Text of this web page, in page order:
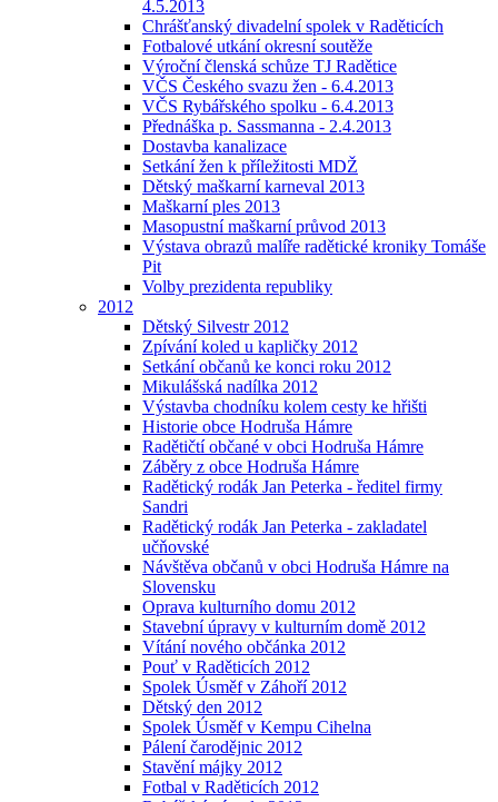
4.5.2013
Chrášťanský divadelní spolek v Raděticích
Fotbalové utkání okresní soutěže
Výroční členská schůze TJ Radětice
VČS Českého svazu žen - 6.4.2013
VČS Rybářského spolku - 6.4.2013
Přednáška p. Sassmanna - 2.4.2013
Dostavba kanalizace
Setkání žen k příležitosti MDŽ
Dětský maškarní karneval 2013
Maškarní ples 2013
Masopustní maškarní průvod 2013
Výstava obrazů malíře radětické kroniky Tomáše
Pit
Volby prezidenta republiky
2012
Dětský Silvestr 2012
Zpívání koled u kapličky 2012
Setkání občanů ke konci roku 2012
Mikulášská nadílka 2012
Výstavba chodníku kolem cesty ke hřišti
Historie obce Hodruša Hámre
Radětičtí občané v obci Hodruša Hámre
Záběry z obce Hodruša Hámre
Radětický rodák Jan Peterka - ředitel firmy
Sandri
Radětický rodák Jan Peterka - zakladatel
učňovské
Návštěva občanů v obci Hodruša Hámre na
Slovensku
Oprava kulturního domu 2012
Stavební úpravy v kulturním domě 2012
Vítání nového občánka 2012
Pouť v Raděticích 2012
Spolek Úsměf v Záhoří 2012
Dětský den 2012
Spolek Úsměf v Kempu Cihelna
Pálení čarodějnic 2012
Stavění májky 2012
Fotbal v Raděticích 2012